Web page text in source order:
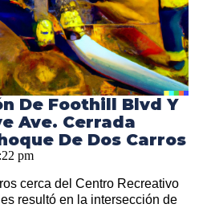
De Foothill Blvd Y
Ave. Cerrada
De Dos Carros
pm
cerca del Centro Recreativo
resultó en la intersección de